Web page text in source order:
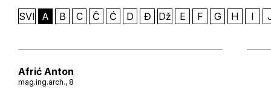
SVI A B C Č Ć D Đ Dž E F G H I
Afrić Anton
mag.ing.arch., 8